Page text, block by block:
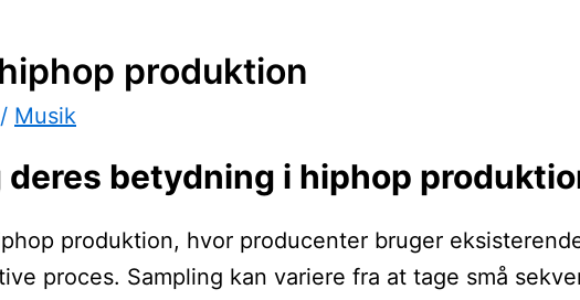
produktion
/ Musik
deres betydning i hiphop
produktion, hvor producenter bruger
proces. Sampling kan variere fra at tage små